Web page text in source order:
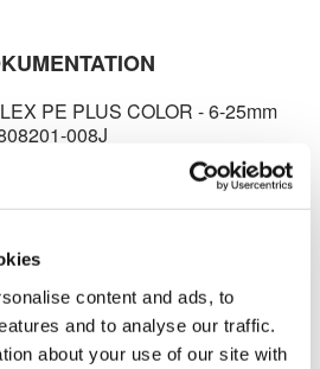
content and ads, to
and to analyse our traffic.
about your use of our site with
PE PLUS COLOR - 6-25mm
008J
PE PLUS COLOR - 26-
+ PREISLISTE